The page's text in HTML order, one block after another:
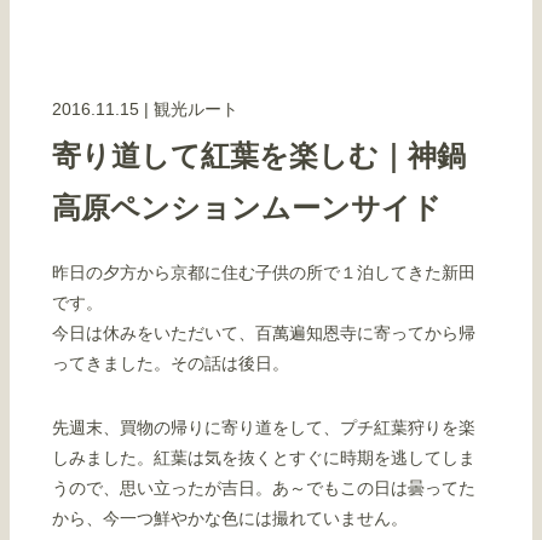
2016.11.15| 観光ルート
寄り道して紅葉を楽しむ｜神鍋
高原ペンションムーンサイド
昨日の夕方から京都に住む子供の所で１泊してきた新田
です。
今日は休みをいただいて、百萬遍知恩寺に寄ってから帰
ってきました。その話は後日。
先週末、買物の帰りに寄り道をして、プチ紅葉狩りを楽
しみました。紅葉は気を抜くとすぐに時期を逃してしま
うので、思い立ったが吉日。あ～でもこの日は曇ってた
から、今一つ鮮やかな色には撮れていません。